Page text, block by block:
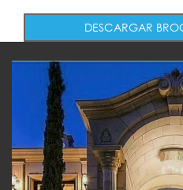
DESCARGAR